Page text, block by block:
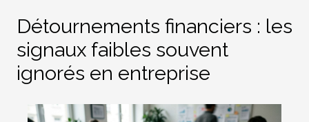
Détournements financiers : les
signaux faibles souvent
ignorés en entreprise